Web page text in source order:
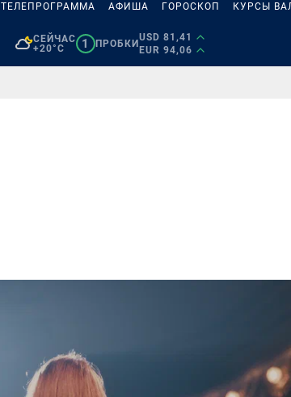
ТЕЛЕПРОГРАММА АФИША ГОРОСКОП КУРСЫ
СЕЙЧАС
+20°C
1 ПРОБКИ
USD 81,41
EUR 94,06